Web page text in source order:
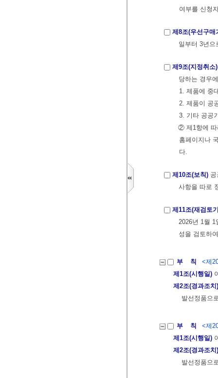
여부를 신청
제8조(우선구매
일부터 3년으
제9조(지정취소)
당하는 경우
1. 제품에 중
2. 제품이 공
3. 기타 공공
② 제1항에 따
홈페이지나
다.
제10조(보칙)
사항을 따로
제11조(재검토
2026년 1월 1
성을 검토하
부 칙
<제
제1조(시행일)
제2조(경과조치)
발선정품으
부 칙
<제
제1조(시행일)
제2조(경과조치)
발선정품으